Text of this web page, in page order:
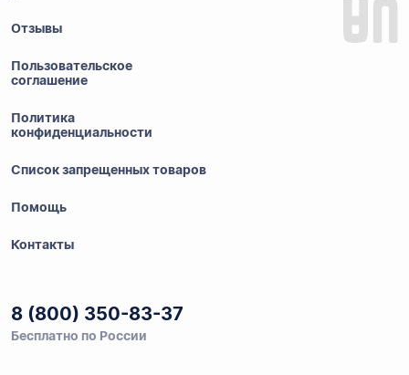
Отзывы
Пользовательское
соглашение
Политика
конфиденциальности
Список запрещенных товаров
Помощь
Контакты
8 (800) 350-83-37
Бесплатно по России